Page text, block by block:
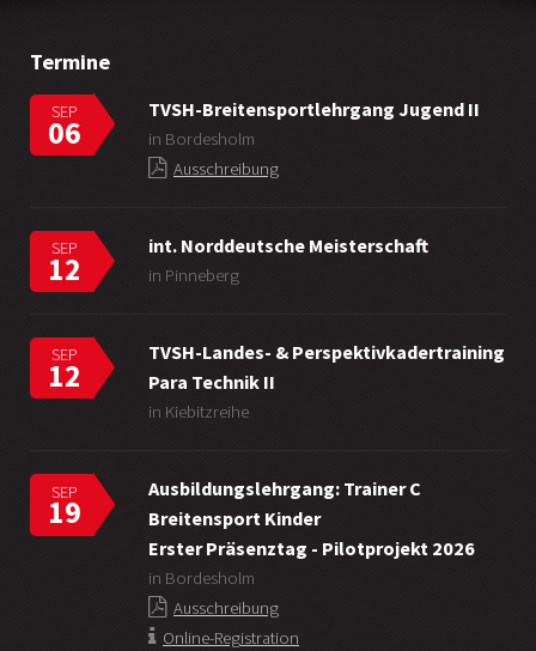
Termine
SEP
06
TVSH-Breitensportlehrgang Jugend II
in Bordesholm
Ausschreibung
SEP
12
int. Norddeutsche Meisterschaft
in Pinneberg
SEP
12
TVSH-Landes- & Perspektivkadertraining
Para Technik II
in Kiebitzreihe
SEP
19
Ausbildungslehrgang: Trainer C
Breitensport Kinder
Erster Präsenztag - Pilotprojekt 2026
in Bordesholm
Ausschreibung
Online-Registration